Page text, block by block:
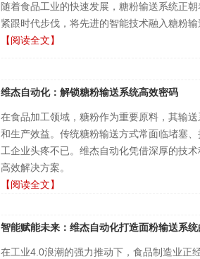
随着食品工业的快速发展，糖粉输送系统正
紧跟时代步伐，将先进的智能技术融入糖粉
【阅读全文】
维杰自动化：解锁糖粉输送系统高效密码
在食品加工领域，糖粉作为重要原料，其输
和生产效益。传统糖粉输送方式常面临堵塞
工企业头疼不已。维杰自动化凭借深厚的技
高效解决方案。
【阅读全文】
智能赋能未来：维杰自动化打造面粉输送系统
在工业4.0浪潮的强力推动下，食品制造业正